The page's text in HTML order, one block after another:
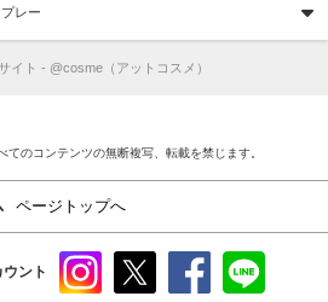
レー
イト - @cosme（アットコスメ）
てのコンテンツの無断複写、転載を禁じます。
ページトップへ
ント